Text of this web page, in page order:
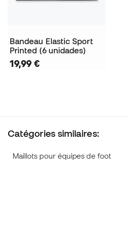
Bandeau Elastic Sport
Printed (6 unidades)
19,99 €
Catégories similaires:
Maillots pour équipes de foot